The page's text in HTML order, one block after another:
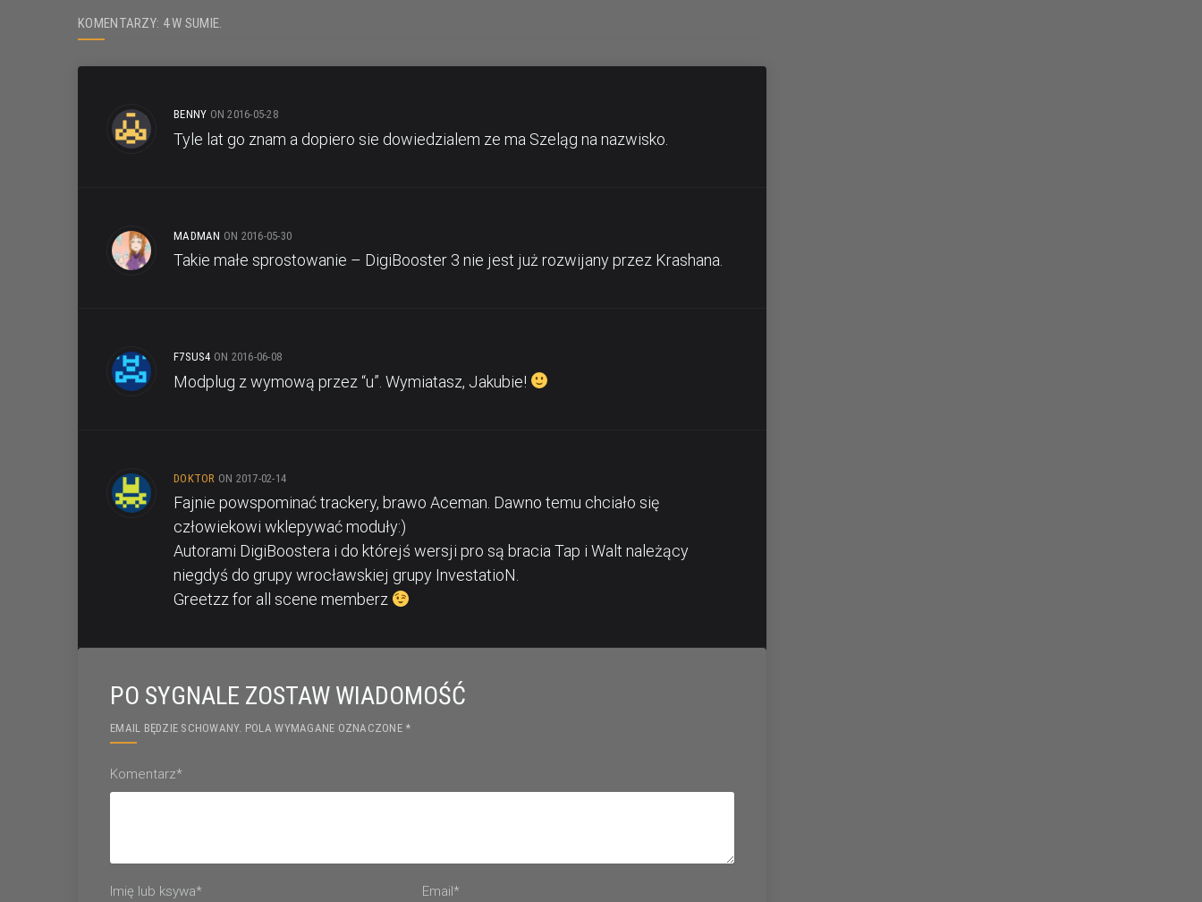
KOMENTARZY: 4 W SUMIE.
BENNY ON 2016-05-28
Tyle lat go znam a dopiero sie dowiedzialem ze ma Szeląg na nazwisko.
MADMAN ON 2016-05-30
Takie małe sprostowanie – DigiBooster 3 nie jest już rozwijany przez Krashana.
F7SUS4 ON 2016-06-08
Modplug z wymową przez “u”. Wymiatasz, Jakubie!
DOKTOR ON 2017-02-14
Fajnie powspominać trackery, brawo Aceman. Dawno temu chciało się
człowiekowi wklepywać moduły:)
Autorami DigiBoostera i do którejś wersji pro są bracia Tap i Walt należący
niegdyś do grupy wrocławskiej grupy InvestatioN.
Greetzz for all scene memberz
PO SYGNALE ZOSTAW WIADOMOŚĆ
EMAIL BĘDZIE SCHOWANY. POLA WYMAGANE OZNACZONE *
Komentarz*
Imię lub ksywa* Email*